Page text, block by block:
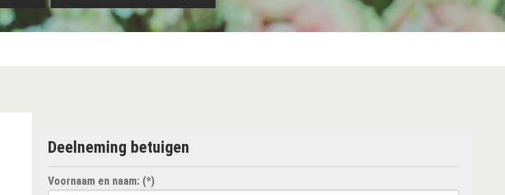
Deelneming betuigen
Voornaam en naam: (*)